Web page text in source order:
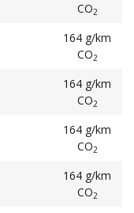
CO2
164 g/km
CO2
164 g/km
CO2
164 g/km
CO2
164 g/km
CO2